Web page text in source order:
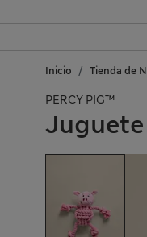
Inicio Tienda de
PERCY PIG™